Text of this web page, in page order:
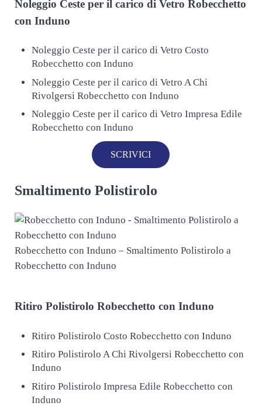
Noleggio Ceste per il carico di Vetro Robecchetto
con Induno
Noleggio Ceste per il carico di Vetro Costo
Robecchetto con Induno
Noleggio Ceste per il carico di Vetro A Chi
Rivolgersi Robecchetto con Induno
Noleggio Ceste per il carico di Vetro Impresa Edile
Robecchetto con Induno
SCRIVICI
Smaltimento Polistirolo
Robecchetto con Induno – Smaltimento Polistirolo a
Robecchetto con Induno
Ritiro Polistirolo Robecchetto con Induno
Ritiro Polistirolo Costo Robecchetto con Induno
Ritiro Polistirolo A Chi Rivolgersi Robecchetto con
Induno
Ritiro Polistirolo Impresa Edile Robecchetto con
Induno